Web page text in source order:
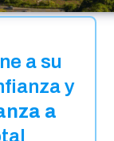
a su
y
a